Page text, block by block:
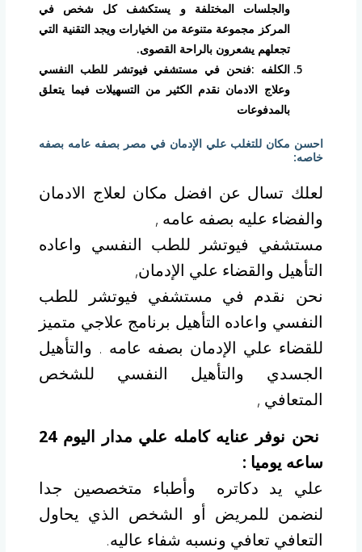
والجلسات المختلفة و يستكشف كل شخص في
المركز مجموعة متنوعة من الخيارات ويجد التقنية التي
تجعلهم يشعرون بالراحة القصوى.
الكلفه :فنحن في مستشفي فيوتشر للطب النفسي
وعلاج الادمان نقدم الكثير من التسهيلات فيما يتعلق
بالمدفوعات
احسن مكان للتغلب علي الإدمان في مصر بصفه عامه بصفه
خاصه:
لعلك تسال عن افضل مكان لعلاج الادمان
والفضاء عليه بصفه عامه ,
مستشفي فيوتشر للطب النفسي واعاده
التأهيل والقضاء علي الإدمان,
نحن نقدم في مستشفي فيوتشر للطب
النفسي واعاده التأهيل برنامج علاجي متميز
للقضاء علي الإدمان بصفه عامه . والتأهيل
الجسدي والتأهيل النفسي للشخص
المتعافي ,
نحن نوفر عنايه كامله علي مدار اليوم 24
ساعه يوميا :
علي يد دكاتره وأطباء متخصصين جدا
لنضمن للمريض أو الشخص الذي يحاول
التعافي تعافي ونسبه شفاء عاليه.